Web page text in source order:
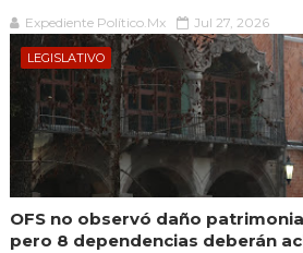
Expediente Político.Mx Jul 27, 2026
LEGISLATIVO
OFS no observó daño
pero 8 dependencias deberán